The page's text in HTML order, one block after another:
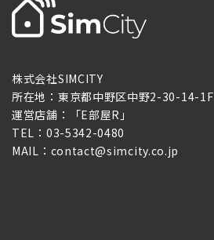
株式会社SIMCITY
所在地：東京都中野区中野2-30-14-1F
運営店舗：「E部屋R」
TEL：03-5342-0480
MAIL：contact@simcity.co.jp